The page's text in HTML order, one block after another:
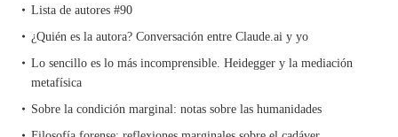
Lista de autores #90
¿Quién es la autora? Conversación entre Claude.ai y yo
Lo sencillo es lo más incomprensible. Heidegger y la mediación
metafísica
Sobre la condición marginal: notas sobre las humanidades